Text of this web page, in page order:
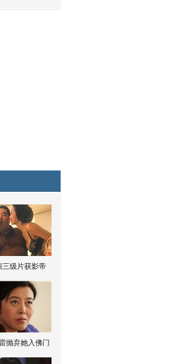
三级片获影帝
抛弃她入佛门